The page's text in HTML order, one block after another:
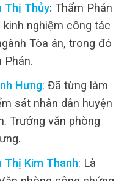
Thị Thủy: Thẩm Phán
nghiệm công tác
Tòa án, trong đó
Phán.
Hưng: Đã từng làm
sát nhân dân huyện
Trưởng văn phòng
Thị Kim Thanh: Là